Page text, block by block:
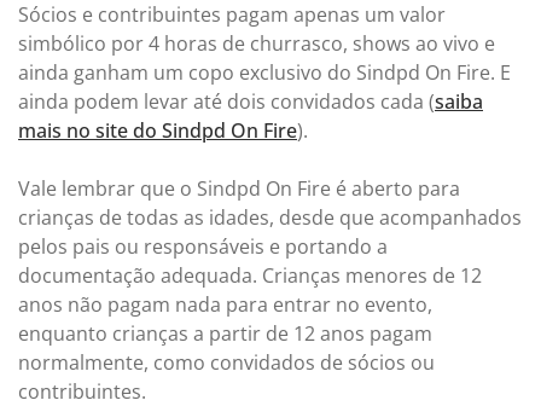
Sócios e contribuintes pagam apenas um valor
simbólico por 4 horas de churrasco, shows ao vivo e
ainda ganham um copo exclusivo do Sindpd On Fire. E
ainda podem levar até dois convidados cada (saiba
mais no site do Sindpd On Fire).
Vale lembrar que o Sindpd On Fire é aberto para
crianças de todas as idades, desde que acompanhados
pelos pais ou responsáveis e portando a
documentação adequada. Crianças menores de 12
anos não pagam nada para entrar no evento,
enquanto crianças a partir de 12 anos pagam
normalmente, como convidados de sócios ou
contribuintes.